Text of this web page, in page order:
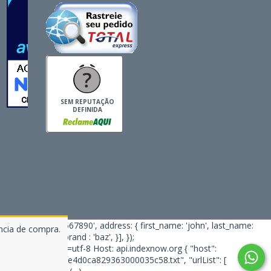
de compra.
SEM REPUTAÇÃO
DEFINIDA
'1234567890', address: { first_name: 'john', last_name:
'bar', item_brand : 'baz', }], });
json; charset=utf-8 Host: api.indexnow.org { "host":
abf17db527fe4d0ca829363000035c58.txt", "urlList": [